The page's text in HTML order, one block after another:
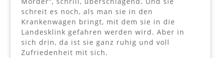
schreit es noch, als man sie in den
Krankenwagen bringt, mit dem sie in die
Landesklink gefahren werden wird. Aber in
sich drin, da ist sie ganz ruhig und voll
Zufriedenheit mit sich.